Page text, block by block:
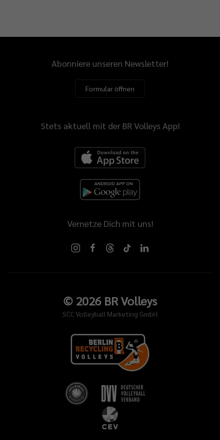
Abonniere unseren Newsletter!
Formular öffnen
Stets aktuell mit der BR Volleys App!
Vernetze Dich mit uns!
© 2026BR Volleys
SCC Volleyball Marketing GmbH